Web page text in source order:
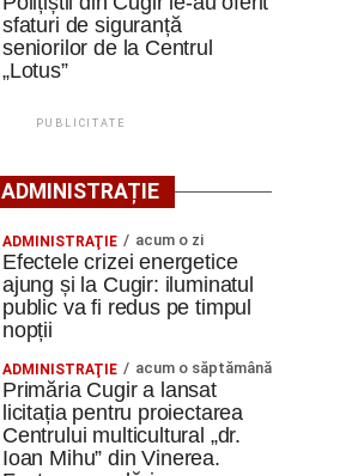
sfaturi de siguranță
seniorilor de la Centrul
„Lotus”
PUBLICITATE
ADMINISTRAȚIE
ADMINISTRAŢIE acum o zi
Efectele crizei energetice
ajung și la Cugir: iluminatul
public va fi redus pe timpul
nopții
ADMINISTRAŢIE acum o săptămână
Primăria Cugir a lansat
licitația pentru proiectarea
Centrului multicultural „dr.
Ioan Mihu” din Vinerea.